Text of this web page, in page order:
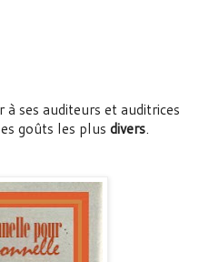
ses auditeurs et auditrices
goûts les plus divers.